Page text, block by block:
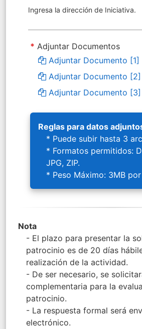
Ingresa la dirección de Iniciativa.
* Adjuntar Documentos
Adjuntar Documento [1]
Adjuntar Documento [2]
Adjuntar Documento [3]
Reglas para datos
* Puede subir hasta 3
* Formatos permitidos:
JPG, ZIP.
* Peso Máximo: 3MB
Nota
- El plazo para presentar la
patrocinio es de 20 días
realización de la actividad.
- De ser necesario, se
complementaria para la
patrocinio.
- La respuesta formal será
electrónico.